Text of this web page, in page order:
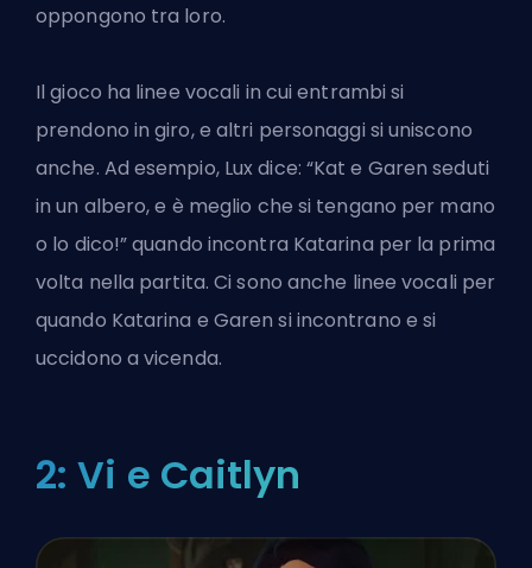
oppongono tra loro.
Il gioco ha linee vocali in cui entrambi si
prendono in giro, e altri personaggi si uniscono
anche. Ad esempio, Lux dice: “Kat e Garen seduti
in un albero, e è meglio che si tengano per mano
o lo dico!” quando incontra Katarina per la prima
volta nella partita. Ci sono anche linee vocali per
quando Katarina e Garen si incontrano e si
uccidono a vicenda.
2: Vi e Caitlyn